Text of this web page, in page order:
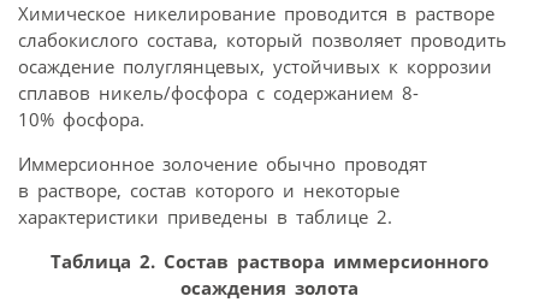
Химическое никелирование проводится в растворе
слабокислого состава, который позволяет проводить
осаждение полуглянцевых, устойчивых к коррозии
сплавов никель/фосфора с содержанием 8-
10% фосфора.
Иммерсионное золочение обычно проводят
в растворе, состав которого и некоторые
характеристики приведены в таблице 2.
Таблица 2. Состав раствора иммерсионного
осаждения золота